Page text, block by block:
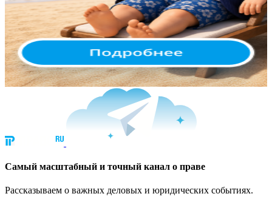
Cамый масштабный и точный канал о праве
Рассказываем о важных деловых и юридических событиях.